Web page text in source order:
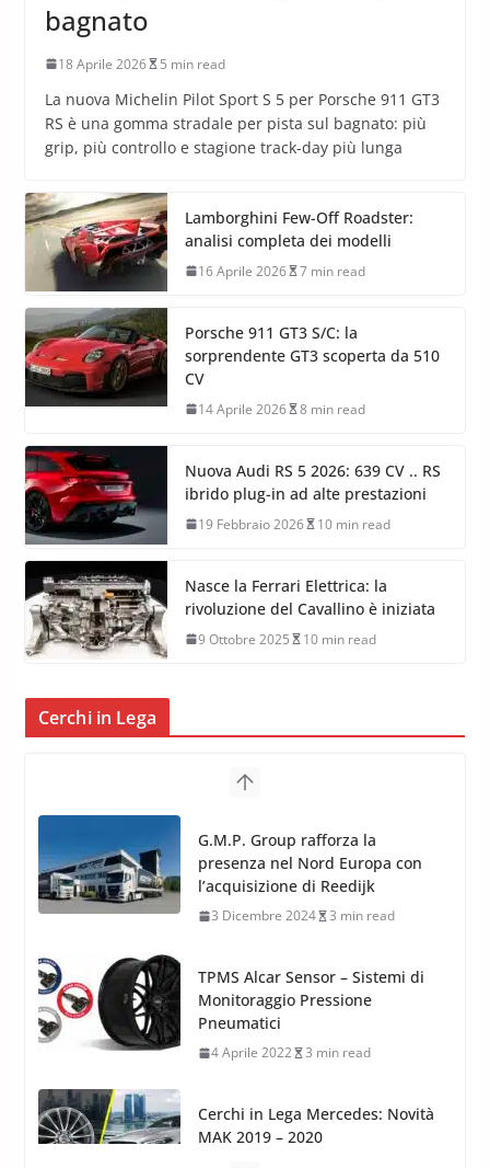
bagnato
18 Aprile 2026 5 min read
La nuova Michelin Pilot Sport S 5 per Porsche 911 GT3
RS è una gomma stradale per pista sul bagnato: più
grip, più controllo e stagione track-day più lunga
Lamborghini Few-Off Roadster:
analisi completa dei modelli
16 Aprile 2026 7 min read
Porsche 911 GT3 S/C: la
sorprendente GT3 scoperta da 510
CV
14 Aprile 2026 8 min read
Nuova Audi RS 5 2026: 639 CV .. RS
ibrido plug-in ad alte prestazioni
19 Febbraio 2026 10 min read
Nasce la Ferrari Elettrica: la
rivoluzione del Cavallino è iniziata
9 Ottobre 2025 10 min read
Cerchi in Lega
TPMS Alcar Sensor – Sistemi di
Monitoraggio Pressione
Pneumatici
4 Aprile 2022 3 min read
Cerchi in Lega Mercedes: Novità
MAK 2019 – 2020
16 Settembre 2019
MAK FIVESTAR (2019)
24 Luglio 2019 1 min read